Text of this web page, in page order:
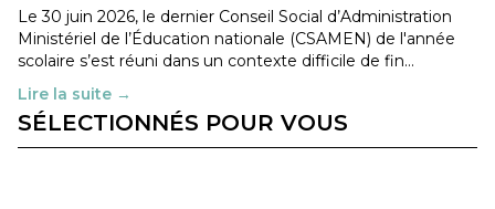
Le 30 juin 2026, le dernier Conseil Social d’Administration
Ministériel de l’Éducation nationale (CSAMEN) de l'année
scolaire s’est réuni dans un contexte difficile de fin…
Lire la suite →
SÉLECTIONNÉS POUR VOUS